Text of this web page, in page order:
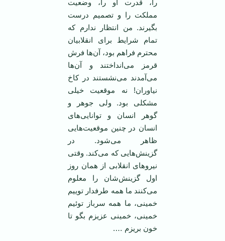
را، قدرت او را، وضعیت
مملکت را و تصمیم درست
بگیرند. من انتظار ندارم که
تمام شرایط برای انقلابیان
محترم فراهم بود، آن‌ها فرش
قرمز می‌انداختند و آن‌ها
می‌آمدند می‌نشستند در کاخ
نیاوران! نه موقعیت خیلی
مشکلی بود. ولی جوهر و
گوهر انسان و توانایی‌های
انسان در چنین موقعیت‌هایی
ظاهر می‌شود. در
گزینش‌هایی که می‌کند. وقتی
نیروهای انقلابی از‌‌ همان روز
اول گزینش‌شان را معلوم
می‌کنند ما همه طرفدار توییم
خمینی، ما همه سرباز توئیم
خمینی، خمینی عزیزم بگو تا
خون بریزم ….